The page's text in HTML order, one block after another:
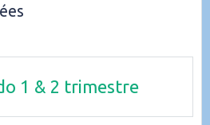
1 & 2 trimestre